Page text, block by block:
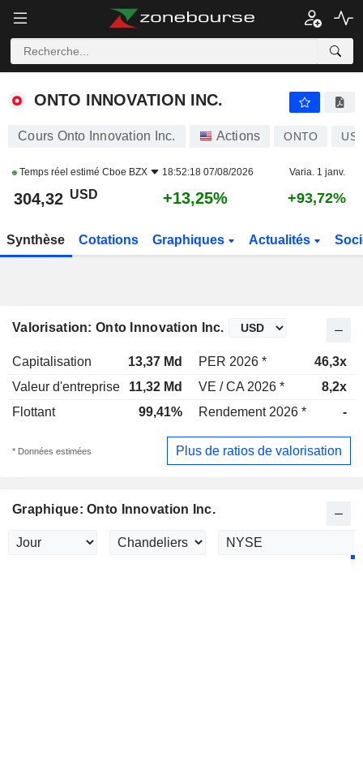
ONTO INNOVATION INC.
ONTO INNOVATION INC.
Cours Onto Innovation Inc. Actions ONTO
Temps réel estimé Cboe BZX 18:52:18 07/08/2026 Varia. 1 janv.
304,32 USD +13,25% +93,72%
Synthèse Cotations Graphiques Actualités
Valorisation: Onto Innovation Inc.
Capitalisation 13,37 Md PER 2026 *
46,3x
Valeur d'entreprise
11,32 Md VE / CA 2026 *
8,2x
Flottant
99,41% Rendement 2026 * -
* Données estimées Plus de ratios de valorisation
Graphique: Onto Innovation Inc.